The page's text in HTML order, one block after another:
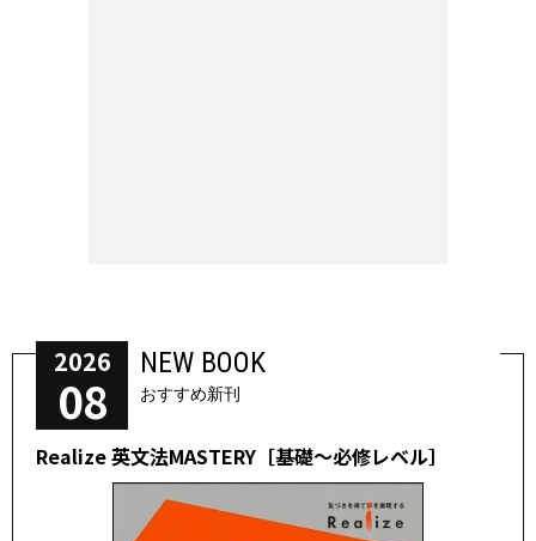
2026
08
NEW BOOK
おすすめ新刊
Realize 英文法MASTERY［基礎～必修レベル］